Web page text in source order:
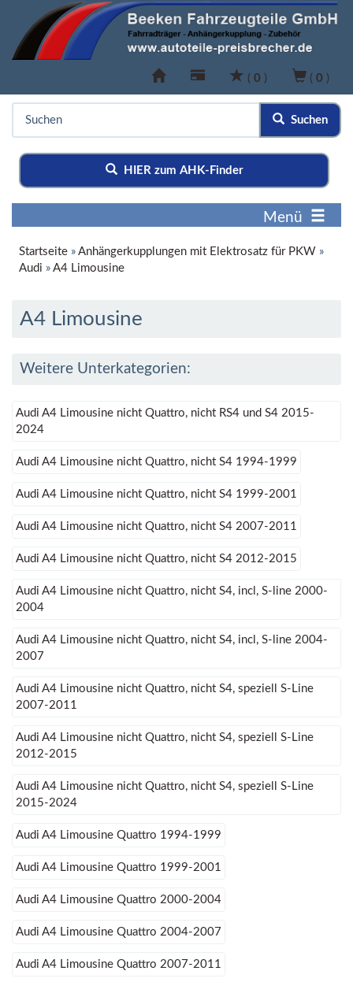
( 0 ) ( 0 )
Suchen
HIER zum AHK-Finder
Menü
Startseite » Anhängerkupplungen mit Elektrosatz für PKW »
Audi » A4 Limousine
A4 Limousine
Weitere Unterkategorien:
Audi A4 Limousine nicht Quattro, nicht RS4 und S4 2015-
2024
Audi A4 Limousine nicht Quattro, nicht S4 1994-1999
Audi A4 Limousine nicht Quattro, nicht S4 1999-2001
Audi A4 Limousine nicht Quattro, nicht S4 2007-2011
Audi A4 Limousine nicht Quattro, nicht S4 2012-2015
Audi A4 Limousine nicht Quattro, nicht S4, incl, S-line 2000-
2004
Audi A4 Limousine nicht Quattro, nicht S4, incl, S-line 2004-
2007
Audi A4 Limousine nicht Quattro, nicht S4, speziell S-Line
2007-2011
Audi A4 Limousine nicht Quattro, nicht S4, speziell S-Line
2012-2015
Audi A4 Limousine nicht Quattro, nicht S4, speziell S-Line
2015-2024
Audi A4 Limousine Quattro 1994-1999
Audi A4 Limousine Quattro 1999-2001
Audi A4 Limousine Quattro 2000-2004
Audi A4 Limousine Quattro 2004-2007
Audi A4 Limousine Quattro 2007-2011